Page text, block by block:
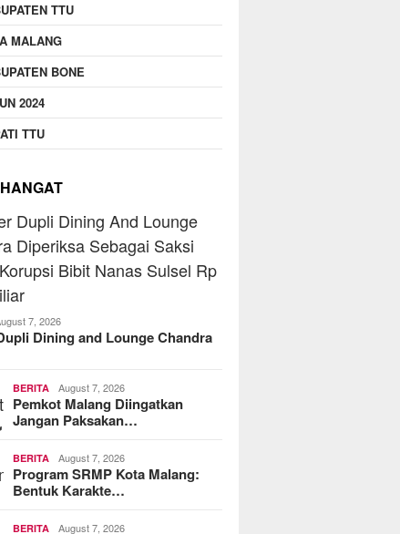
TTU
MALANG
BONE
2024
TTU
7, 2026
Dining and Lounge Chandra
BERITA August 7, 2026
Pemkot Malang Diingatkan
Jangan Paksakan…
BERITA August 7, 2026
Program SRMP Kota Malang:
Bentuk Karakte…
BERITA August 7, 2026